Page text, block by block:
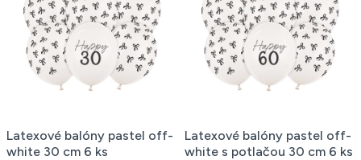
Latexové balóny pastel off-
white 30 cm 6 ks
Latexové balóny pastel off-
white s potlačou 30 cm 6 ks